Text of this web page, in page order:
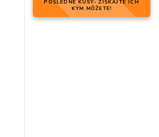
POSLEDNÉ KUSY- ZÍSKAJTE ICH
KÝM MÔŽETE!